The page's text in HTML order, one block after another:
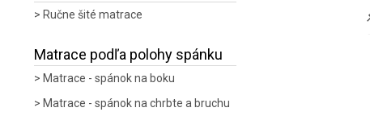
Ručne šité matrace
Matrace podľa polohy spánku
Matrace - spánok na boku
Matrace - spánok na chrbte a bruchu